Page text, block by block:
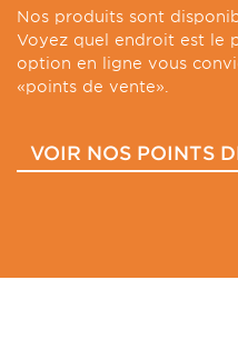
Nos produits sont
Voyez quel endroit est le
option en ligne vous
«points de vente».
VOIR NOS POINTS